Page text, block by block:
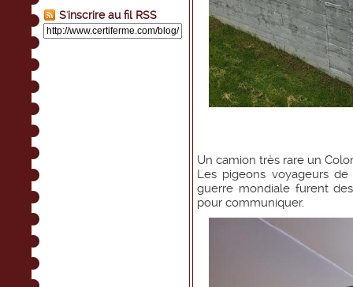
S'inscrire au fil RSS
Un camion très rare un
Les pigeons voyageurs
guerre mondiale furent
pour communiquer.